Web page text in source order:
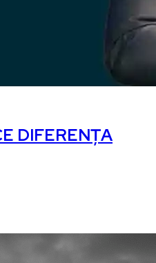
DIFERENȚA